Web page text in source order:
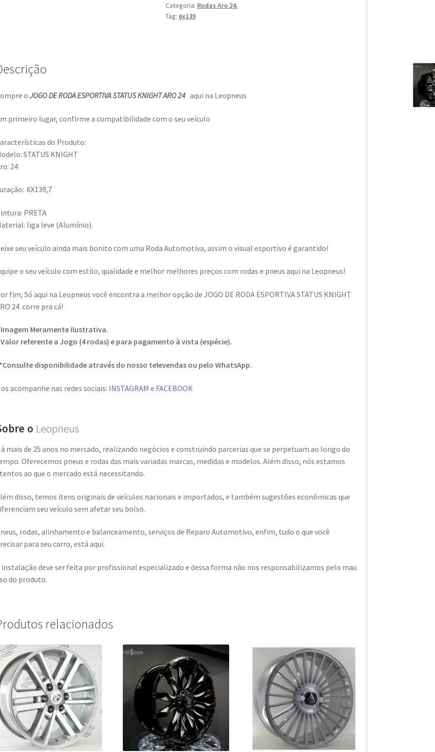
Categoria: Rodas Aro 24.
Tag: 6x139
o JOGO DE RODA ESPORTIVA STATUS KNIGHT ARO 24 aqui na Leopneus
primeiro lugar, confirme a compatibilidade com o seu veículo
do Produto:
STATUS KNIGHT
24
6X139,7
PRETA
liga leve (Alumínio).
seu veículo ainda mais bonito com uma Roda Automotiva, assim o visual esportivo é garantido!
o seu veículo com estilo, qualidade e melhor melhores preços com rodas e pneus aqui na Leopneus!
fim, Só aqui na Leopneus você encontra a melhor opção de JOGO DE RODA ESPORTIVA STATUS KNIGHT
24 corre pra cá!
Meramente Ilustrativa.
referente a Jogo (4 rodas) e para pagamento à vista (espécie).
disponibilidade através do nosso televendas ou pelo WhatsApp.
acompanhe nas redes sociais: INSTAGRAM e FACEBOOK
o Leopneus
mais de 25 anos no mercado, realizando negócios e construindo parcerias que se perpetuam ao longo do
Oferecemos pneus e rodas das mais variadas marcas, medidas e modelos. Além disso, nós estamos
ao que o mercado está necessitando.
disso, temos itens originais de veículos nacionais e importados, e também sugestões econômicas que
seu veículo sem afetar seu bolso.
rodas, alinhamento e balanceamento, serviços de Reparo Automotivo, enfim, tudo o que você
para seu carro, está aqui.
instalação deve ser feita por profissional especializado e dessa forma não nos responsabilizamos pelo mau
do produto.
relacionados